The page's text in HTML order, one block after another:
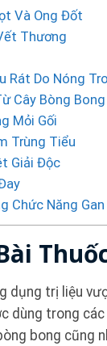
Và Ong Đốt
Thương
Rát Do Nóng
Cây Bòng Bong
Mỏi Gối
Trùng Tiểu
Giải Độc
Chức Năng Gan
dụng trị liệu
dùng trong
bong cũng